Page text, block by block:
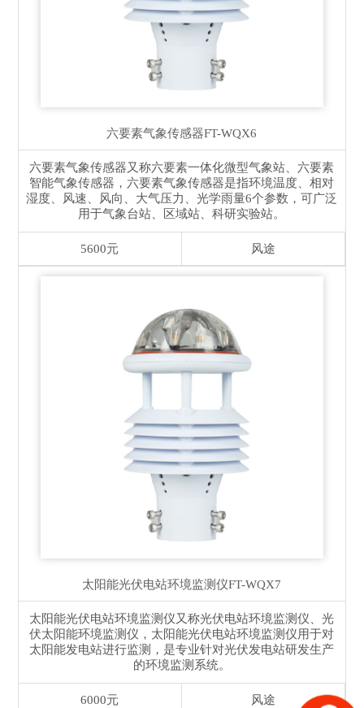
六要素气象传感器FT-WQX6
六要素气象传感器又称六要素一体化微型气象站、六要素
智能气象传感器，六要素气象传感器是指环境温度、相对
湿度、风速、风向、大气压力、光学雨量6个参数，可广泛
用于气象台站、区域站、科研实验站。
5600元 风途
太阳能光伏电站环境监测仪FT-WQX7
太阳能光伏电站环境监测仪又称光伏电站环境监测仪、光
伏太阳能环境监测仪，太阳能光伏电站环境监测仪用于对
太阳能发电站进行监测，是专业针对光伏发电站研发生产
的环境监测系统。
6000元 风途